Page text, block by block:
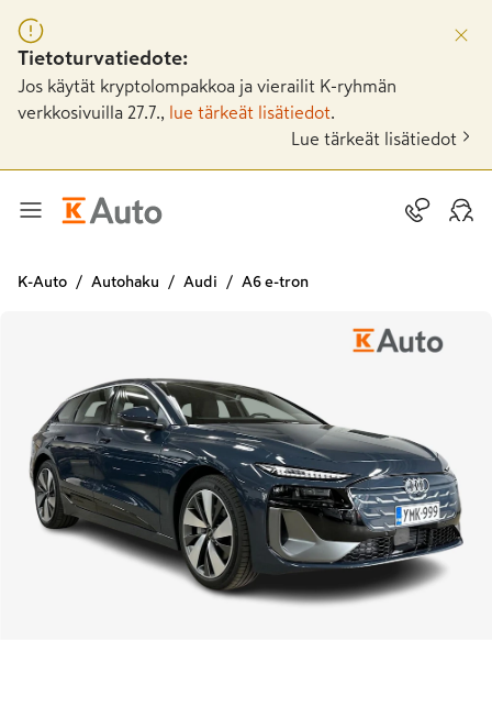
Tietoturvatiedote:
Jos käytät kryptolompakkoa ja vierailit K-ryhmän
verkkosivuilla 27.7.,
lue tärkeät lisätiedot
Lue tärkeät lisätiedot
K-Auto Autohaku Audi A6 e-tron